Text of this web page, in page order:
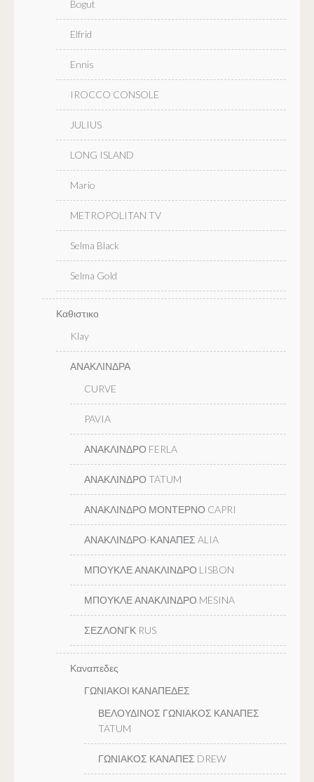
Bogut
Elfrid
Ennis
IROCCO CONSOLE
JULIUS
LONG ISLAND
Mario
METROPOLITAN TV
Selma Black
Selma Gold
Καθιστικο
Klay
ΑΝΑΚΛΙΝΔΡΑ
CURVE
PAVIA
ΑΝΑΚΛΙΝΔΡΟ FERLA
ΑΝΑΚΛΙΝΔΡΟ TATUM
ΑΝΑΚΛΙΝΔΡΟ ΜΟΝΤΕΡΝΟ CAPRI
ΑΝΑΚΛΙΝΔΡΟ-ΚΑΝΑΠΕΣ ALIA
ΜΠΟΥΚΛΕ ΑΝΑΚΛΙΝΔΡΟ LISBON
ΜΠΟΥΚΛΕ ΑΝΑΚΛΙΝΔΡΟ MESINA
ΣΕΖΛΟΝΓΚ RUS
Καναπεδες
ΓΩΝΙΑΚΟΙ ΚΑΝΑΠΕΔΕΣ
ΒΕΛΟΥΔΙΝΟΣ ΓΩΝΙΑΚΟΣ ΚΑΝΑΠΕΣ
TATUM
ΓΩΝΙΑΚΟΣ ΚΑΝΑΠΕΣ DREW